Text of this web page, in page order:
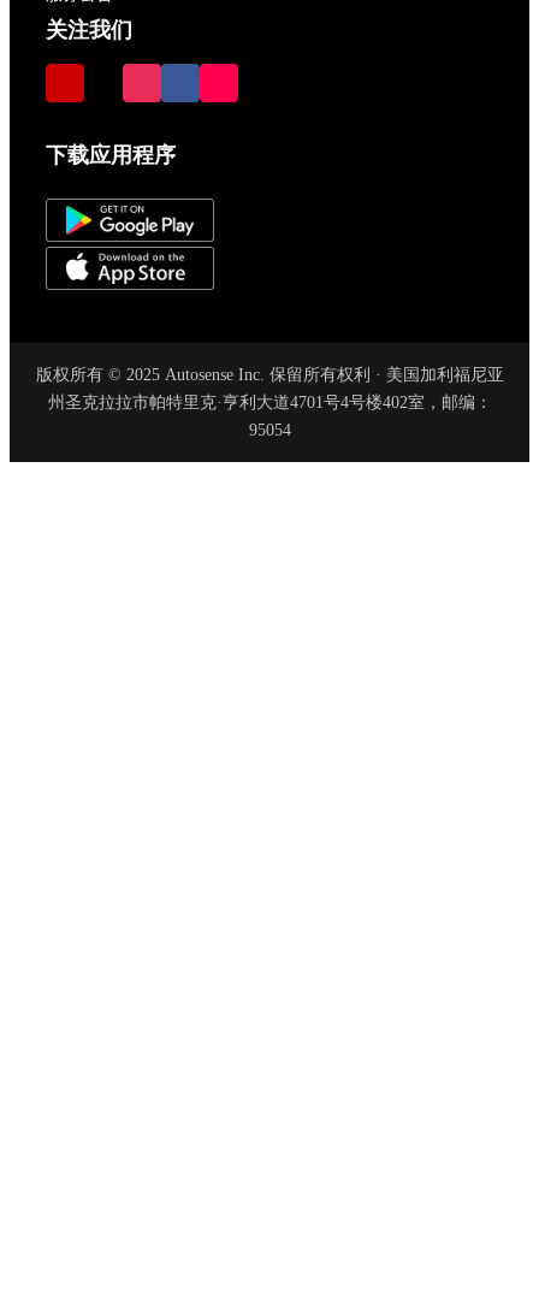
关注我们
下载应用程序
版权所有 © 2025 Autosense Inc. 保留所有权利 · 美国加利福尼亚
州圣克拉拉市帕特里克·亨利大道4701号4号楼402室，邮编：
95054